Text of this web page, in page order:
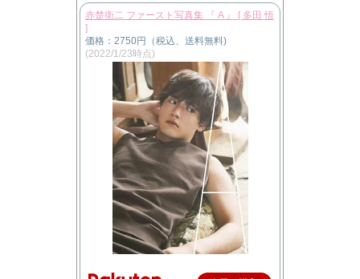
赤楚衛二 ファースト写真集 『 A 』 [ 多田 悟
]
価格：2750円（税込、送料無料)
(2022/1/23時点)